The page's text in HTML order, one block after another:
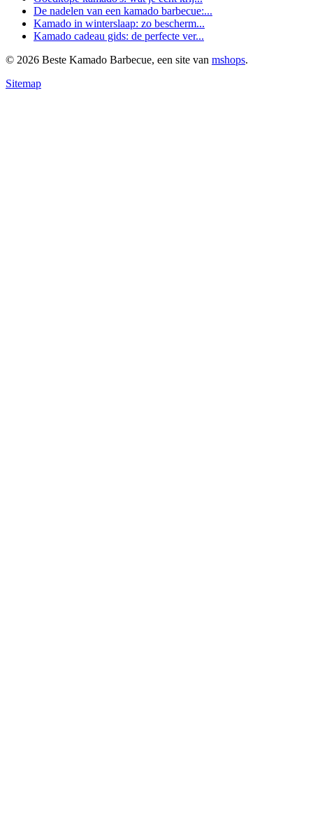
De nadelen van een kamado barbecue:...
Kamado in winterslaap: zo bescherm...
Kamado cadeau gids: de perfecte ver...
© 2026 Beste Kamado Barbecue, een site van mshops.
Sitemap